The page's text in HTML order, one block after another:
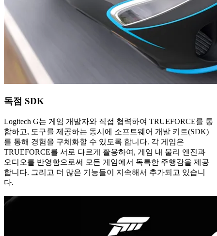
독점 SDK
Logitech G는 게임 개발자와 직접 협력하여 TRUEFORCE를 통
합하고, 도구를 제공하는 동시에 소프트웨어 개발 키트(SDK)
를 통해 경험을 구체화할 수 있도록 합니다. 각 게임은
TRUEFORCE를 서로 다르게 활용하여, 게임 내 물리 엔진과
오디오를 반영함으로써 모든 게임에서 독특한 주행감을 제공
합니다. 그리고 더 많은 기능들이 지속해서 추가되고 있습니
다.